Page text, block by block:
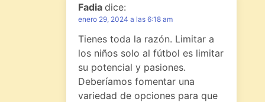
Fadia dice:
enero 29, 2024 a las 6:18 am
Tienes toda la razón. Limitar a
los niños solo al fútbol es limitar
su potencial y pasiones.
Deberíamos fomentar una
variedad de opciones para que